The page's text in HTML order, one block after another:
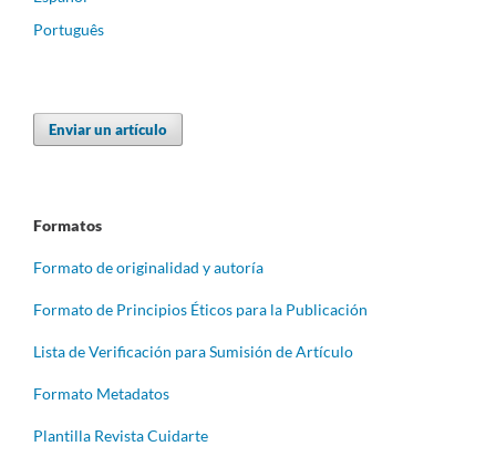
Português
Enviar un artículo
Formatos
Formato de originalidad y autoría
Formato de Principios Éticos para la Publicación
Lista de Verificación para Sumisión de Artículo
Formato Metadatos
Plantilla Revista Cuidarte